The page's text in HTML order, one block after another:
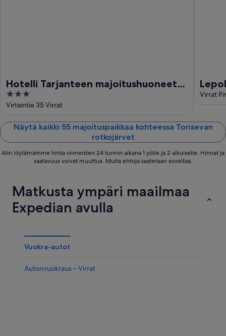
Hotelli Tarjanteen majoitushuoneet
Virrat
3
out
5
Virtaintie 35 Virrat
Virrat
Näytä kaikki 55 majoituspaikkaa kohteessa Torisevan
rotkojärvet
Alin löytämämme hinta viimeisten 24 tunnin aikana 1 yölle ja 2 aikuiselle. Hinnat ja
saatavuus voivat muuttua. Muita ehtoja saatetaan soveltaa.
Matkusta ympäri maailmaa
Expedian avulla
Vuokra-autot
Autonvuokraus – Virrat